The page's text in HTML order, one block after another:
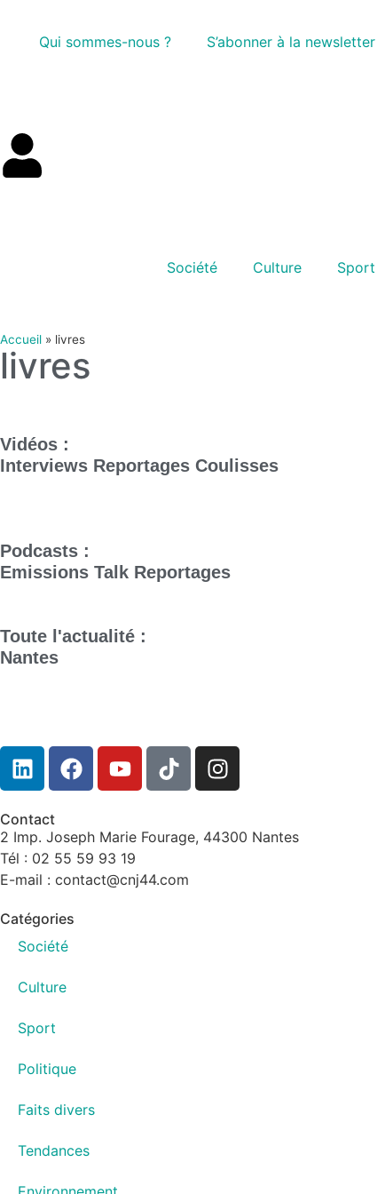
Qui sommes-nous ? S’abonner à la newsletter
Société Culture Sport
Accueil » livres
livres
Vidéos :
Interviews Reportages Coulisses
Podcasts :
Emissions Talk Reportages
Toute l'actualité :
Nantes
Contact
2 Imp. Joseph Marie Fourage, 44300 Nantes
Tél : 02 55 59 93 19
E-mail : contact@cnj44.com
Catégories
Société
Culture
Sport
Politique
Faits divers
Tendances